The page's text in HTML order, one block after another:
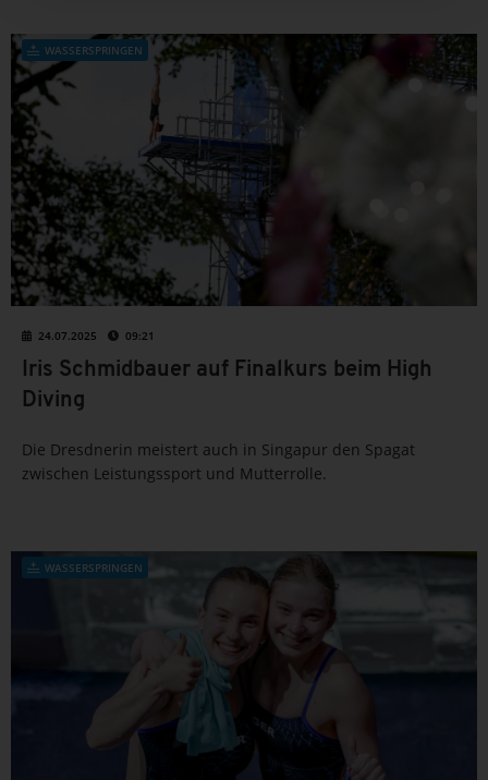
WASSERSPRINGEN
24.07.2025 09:21
Iris Schmidbauer auf Finalkurs beim High
Diving
Die Dresdnerin meistert auch in Singapur den Spagat
zwischen Leistungssport und Mutterrolle.
WASSERSPRINGEN